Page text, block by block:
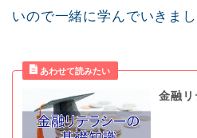
いので一緒に学んでいきまし
金融リ